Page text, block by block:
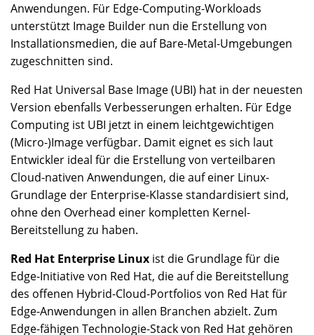
Anwendungen. Für Edge-Computing-Workloads
unterstützt Image Builder nun die Erstellung von
Installationsmedien, die auf Bare-Metal-Umgebungen
zugeschnitten sind.
Red Hat Universal Base Image (UBI) hat in der neuesten
Version ebenfalls Verbesserungen erhalten. Für Edge
Computing ist UBI jetzt in einem leichtgewichtigen
(Micro-)Image verfügbar. Damit eignet es sich laut
Entwickler ideal für die Erstellung von verteilbaren
Cloud-nativen Anwendungen, die auf einer Linux-
Grundlage der Enterprise-Klasse standardisiert sind,
ohne den Overhead einer kompletten Kernel-
Bereitstellung zu haben.
Red Hat Enterprise Linux ist die Grundlage für die
Edge-Initiative von Red Hat, die auf die Bereitstellung
des offenen Hybrid-Cloud-Portfolios von Red Hat für
Edge-Anwendungen in allen Branchen abzielt. Zum
Edge-fähigen Technologie-Stack von Red Hat gehören